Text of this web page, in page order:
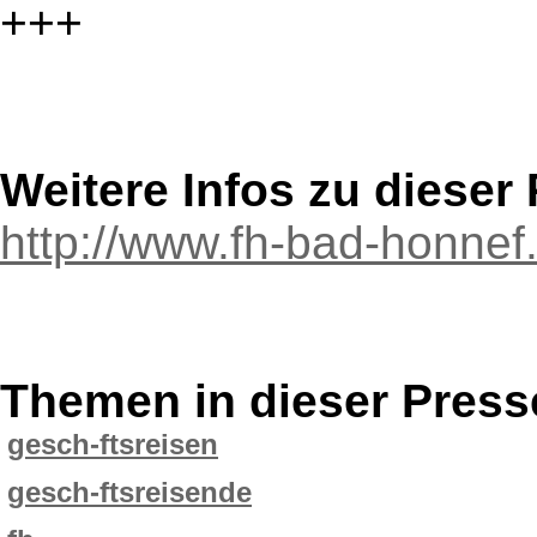
+++
Weitere Infos zu dieser
http://www.fh-bad-
Themen in dieser
gesch-ftsreisen
gesch-ftsreisende